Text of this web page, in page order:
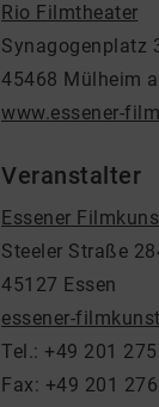
Rio Filmtheater
Synagogenplatz
45468 Mülheim
www.essener-
Veranstalter
Essener
Steeler Straße
45127 Essen
essener-
Tel.: +49 201
Fax: +49 201